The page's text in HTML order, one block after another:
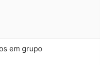
em grupo